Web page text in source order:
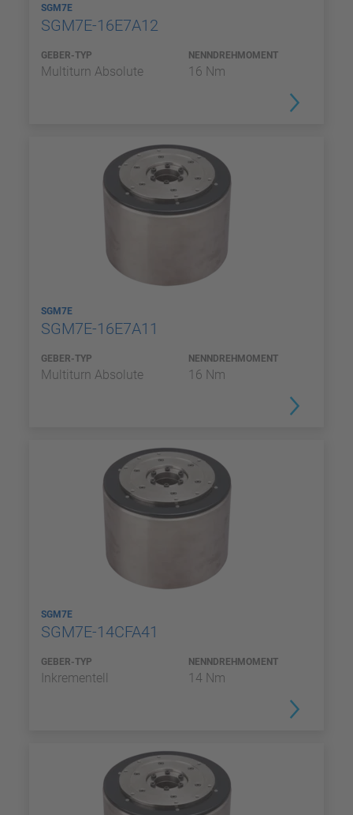
SGM7E
SGM7E-16E7A12
GEBER-TYP
Multiturn Absolute
NENNDREHMOMENT
16 Nm
SGM7E
SGM7E-16E7A11
GEBER-TYP
Multiturn Absolute
NENNDREHMOMENT
16 Nm
SGM7E
SGM7E-14CFA41
GEBER-TYP
Inkrementell
NENNDREHMOMENT
14 Nm